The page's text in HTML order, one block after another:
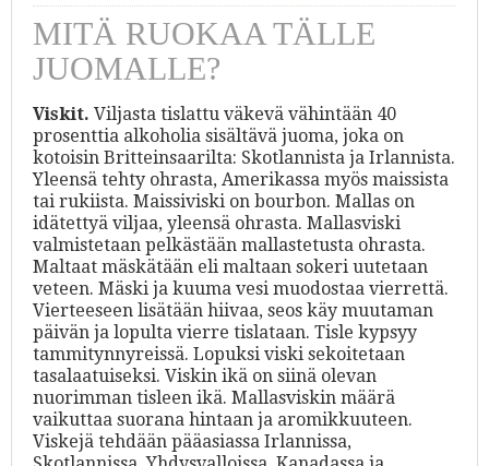
MITÄ RUOKAA TÄLLE
JUOMALLE?
Viskit. Viljasta tislattu väkevä vähintään 40
prosenttia alkoholia sisältävä juoma, joka on
kotoisin Britteinsaarilta: Skotlannista ja Irlannista.
Yleensä tehty ohrasta, Amerikassa myös maissista
tai rukiista. Maissiviski on bourbon. Mallas on
idätettyä viljaa, yleensä ohrasta. Mallasviski
valmistetaan pelkästään mallastetusta ohrasta.
Maltaat mäskätään eli maltaan sokeri uutetaan
veteen. Mäski ja kuuma vesi muodostaa vierrettä.
Vierteeseen lisätään hiivaa, seos käy muutaman
päivän ja lopulta vierre tislataan. Tisle kypsyy
tammitynnyreissä. Lopuksi viski sekoitetaan
tasalaatuiseksi. Viskin ikä on siinä olevan
nuorimman tisleen ikä. Mallasviskin määrä
vaikuttaa suorana hintaan ja aromikkuuteen.
Viskejä tehdään pääasiassa Irlannissa,